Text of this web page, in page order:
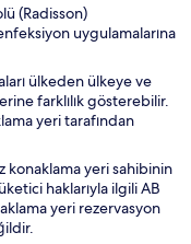
(Radisson)
uygulamalarına
ülkeden ülkeye ve
farklılık gösterebilir.
yeri tarafından
konaklama yeri sahibinin
haklarıyla ilgili AB
yeri rezervasyon